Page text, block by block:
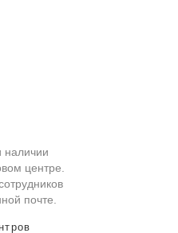
наличии
центре.
почте.